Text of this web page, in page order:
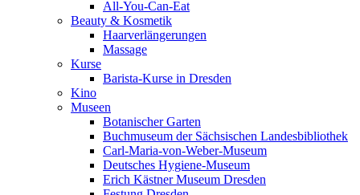
All-You-Can-Eat
Beauty & Kosmetik
Haarverlängerungen
Massage
Kurse
Barista-Kurse in Dresden
Kino
Museen
Botanischer Garten
Buchmuseum der Sächsischen Landesbibliothek
Carl-Maria-von-Weber-Museum
Deutsches Hygiene-Museum
Erich Kästner Museum Dresden